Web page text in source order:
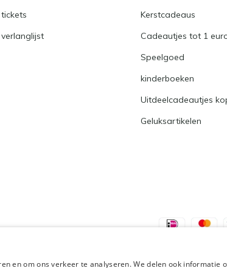
verlanglijst
Kerstcadeaus
Cadeautjes tot 1
Speelgoed
kinderboeken
Uitdeelcadeautjes
Geluksartikelen
en om ons verkeer te analyseren. We delen ook informatie